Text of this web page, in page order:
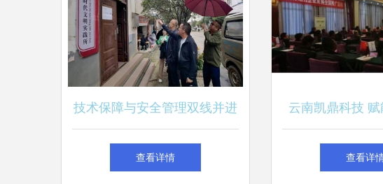
技术保障与安全管理双线并进
昆明网络技术服务支撑基层公
查看详情
云南凯鼎科技
企业，引领互联
查看详